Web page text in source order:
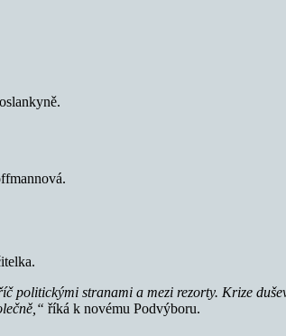
politickými stranami a mezi rezorty. Krize
říká k novému Podvýboru.